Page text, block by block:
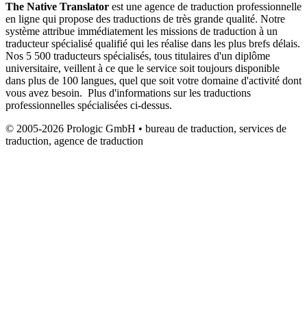
The Native Translator est une agence de traduction professionnelle
en ligne qui propose des traductions de très grande qualité. Notre
système attribue immédiatement les missions de traduction à un
traducteur spécialisé qualifié qui les réalise dans les plus brefs délais.
Nos 5 500 traducteurs spécialisés, tous titulaires d'un diplôme
universitaire, veillent à ce que le service soit toujours disponible
dans plus de 100 langues, quel que soit votre domaine d'activité dont
vous avez besoin. Plus d'informations sur les traductions
professionnelles spécialisées ci-dessus.
© 2005-2026 Prologic GmbH • bureau de traduction, services de
traduction, agence de traduction